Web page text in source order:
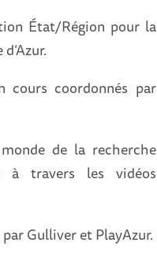
État/Région pour la
cours coordonnés par
de la recherche
à travers les vidéos
Gulliver et PlayAzur.